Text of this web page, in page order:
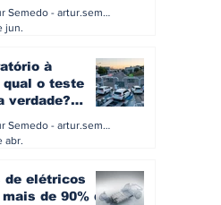
Artur Semedo - artur.semedo@publiracing.pt
jun.
à
qual o teste
verdade?
Artur Semedo - artur.semedo@publiracing.pt
abr.
de elétricos
de 90% da